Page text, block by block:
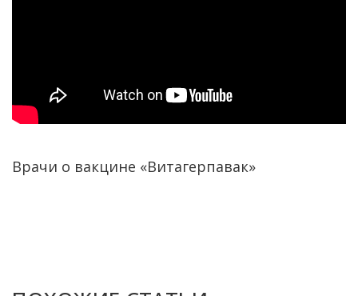
Врачи о вакцине «Витагерпавак»